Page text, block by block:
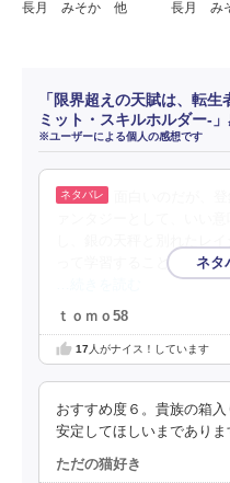
長月 みそか 他
長月 み
「限界超えの天賦は、転
ミット・スキルホルダー‐
※ユーザーによる個人の感想です
って学習することで、能
ｔｏｍｏ58
17人がナイス！しています
おすすめ度６。貴族の箱
安定してほしいまでありま
ただの猫好き